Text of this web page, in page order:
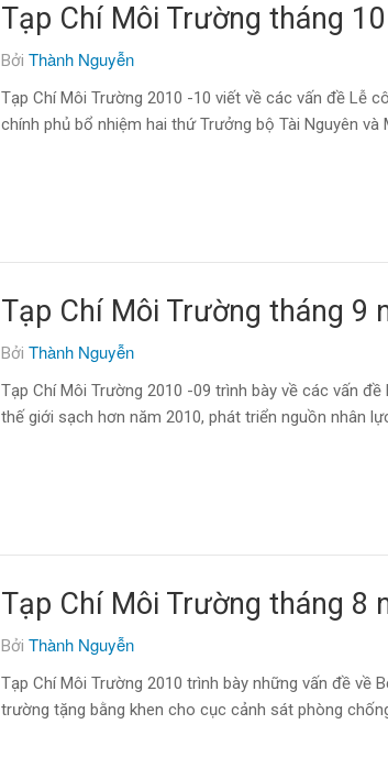
Tạp Chí Môi Trường tháng
Bởi Thành Nguyễn
Tạp Chí Môi Trường 2010 -10 viết về các vấn đề Lễ
chính phủ bổ nhiệm hai thứ Trưởng bộ Tài Nguyên và
Tạp Chí Môi Trường tháng 9
Bởi Thành Nguyễn
Tạp Chí Môi Trường 2010 -09 trình bày về các vấn
thế giới sạch hơn năm 2010, phát triển nguồn nhân
Tạp Chí Môi Trường tháng 8
Bởi Thành Nguyễn
Tạp Chí Môi Trường 2010 trình bày những vấn đề về
trường tặng bằng khen cho cục cảnh sát phòng